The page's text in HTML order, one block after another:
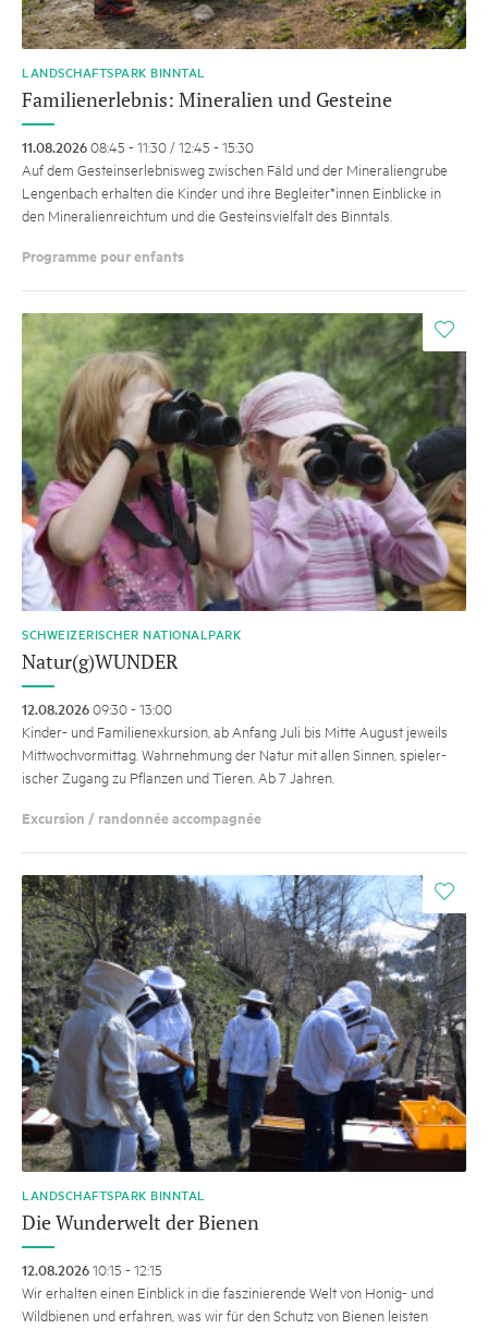
LANDSCHAFTSPARK BINNTAL
Familienerlebnis: Mineralien und Gesteine
11.08.202608:45 - 11:30 / 12:45 - 15:30
Auf dem Gesteinserlebnisweg zwischen Fäld und der Mineraliengrube
Lengenbach erhalten die Kinder und ihre Begleiter*innen Einblicke in
den Mineralienreichtum und die Gesteinsvielfalt des Binntals.
Programme pour enfants
i
SCHWEIZERISCHER NATIONALPARK
Natur(g)WUNDER
12.08.202609:30 - 13:00
Kinder- und Familienexkursion, ab Anfang Juli bis Mitte August jeweils
Mittwochvormittag. Wahrnehmung der Natur mit allen Sinnen, spie­le­r­
ischer Zugang zu Pflanzen und Tieren. Ab 7 Jahren.
Excursion / randonnée accompagnée
i
LANDSCHAFTSPARK BINNTAL
Die Wunderwelt der Bienen
12.08.202610:15 - 12:15
Wir erhalten einen Einblick in die faszinierende Welt von Honig- und
Wildbienen und erfahren, was wir für den Schutz von Bienen leisten